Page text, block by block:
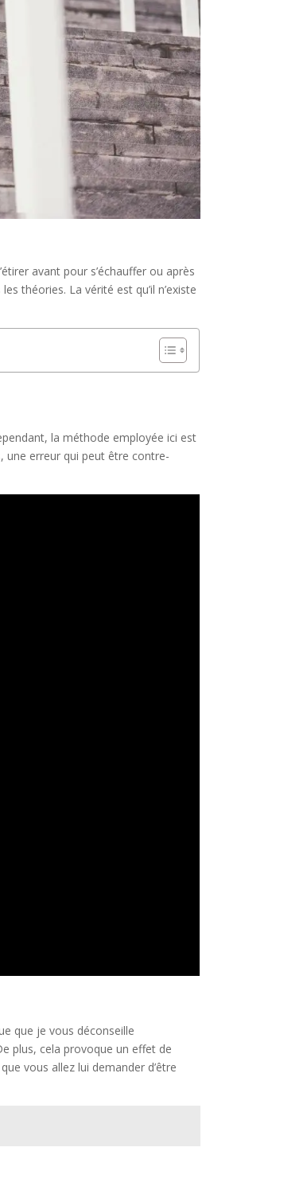
avant pour s’échauffer ou après
théories. La vérité est qu’il n’existe
la méthode employée ici est
une erreur qui peut être contre-
que je vous déconseille
plus, cela provoque un effet de
vous allez lui demander d’être